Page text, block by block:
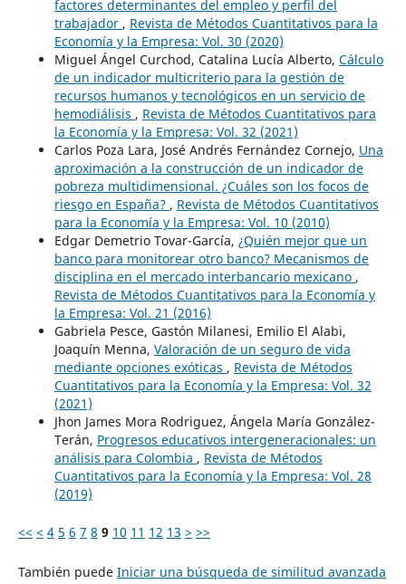
factores determinantes del empleo y perfil del
trabajador , Revista de Métodos Cuantitativos para la
Economía y la Empresa: Vol. 30 (2020)
Miguel Ángel Curchod, Catalina Lucía Alberto, Cálculo
de un indicador multicriterio para la gestión de
recursos humanos y tecnológicos en un servicio de
hemodiálisis , Revista de Métodos Cuantitativos para
la Economía y la Empresa: Vol. 32 (2021)
Carlos Poza Lara, José Andrés Fernández Cornejo, Una
aproximación a la construcción de un indicador de
pobreza multidimensional. ¿Cuáles son los focos de
riesgo en España? , Revista de Métodos Cuantitativos
para la Economía y la Empresa: Vol. 10 (2010)
Edgar Demetrio Tovar-García, ¿Quién mejor que un
banco para monitorear otro banco? Mecanismos de
disciplina en el mercado interbancario mexicano ,
Revista de Métodos Cuantitativos para la Economía y
la Empresa: Vol. 21 (2016)
Gabriela Pesce, Gastón Milanesi, Emilio El Alabi,
Joaquín Menna, Valoración de un seguro de vida
mediante opciones exóticas , Revista de Métodos
Cuantitativos para la Economía y la Empresa: Vol. 32
(2021)
Jhon James Mora Rodriguez, Ángela María González-
Terán, Progresos educativos intergeneracionales: un
análisis para Colombia , Revista de Métodos
Cuantitativos para la Economía y la Empresa: Vol. 28
(2019)
<< < 4 5 6 7 8 9 10 11 12 13 > >>
También puede Iniciar una búsqueda de similitud avanzada